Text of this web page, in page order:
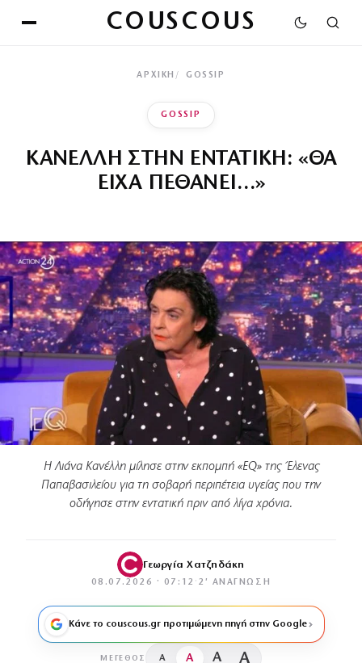
COUSCOUS
ΑΡΧΙΚΉ GOSSIP
GOSSIP
ΚΑΝΕΛΛΗ ΣΤΗΝ ΕΝΤΑΤΙΚΗ: «ΘΑ
ΕΙΧΑ ΠΕΘΑΝΕΙ…»
Η Λιάνα Κανέλλη μίλησε στην εκπομπή «EQ» της Έλενας
Παπαβασιλείου για τη σοβαρή περιπέτεια υγείας που την
οδήγησε στην εντατική πριν από λίγα χρόνια.
Γεωργία Χατζηδάκη
08.07.2026 · 07:12 · 2′ ΑΝΆΓΝΩΣΗ
Κάνε το couscous.gr προτιμώμενη πηγή στην Google
ΜΈΓΕΘΟΣ A A A A